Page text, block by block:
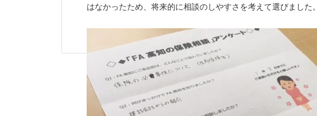
はなかったため、将来的に相談のしやすさを考えて選びました。